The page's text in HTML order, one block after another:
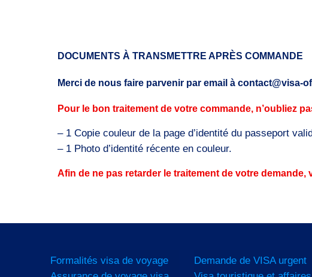
DOCUMENTS À TRANSMETTRE APRÈS COMMANDE
Merci de nous faire parvenir par email à
Pour le bon traitement de votre commande, n’oubliez
– 1 Copie couleur de la page d’identité du passeport
– 1 Photo d’identité récente en couleur.
Afin de ne pas retarder le traitement de votre
Formalités visa de voyage
Demande de VISA urgent